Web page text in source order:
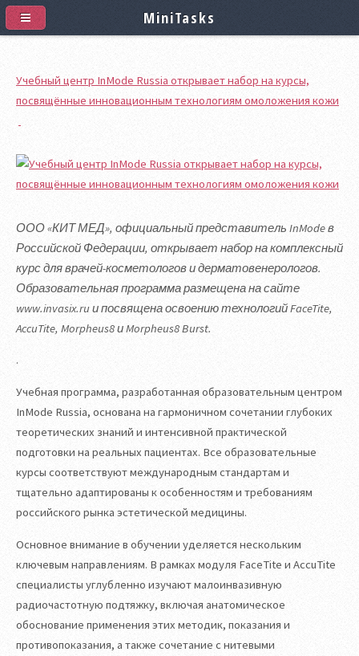
Учебный центр InMode Russia открывает набор на курсы,
посвящённые инновационным технологиям омоложения кожи
ООО «КИТ МЕД», официальный представитель InMode в
Российской Федерации, открывает набор на комплексный
курс для врачей-косметологов и дерматовенерологов.
Образовательная программа размещена на сайте
www.invasix.ru и посвящена освоению технологий FaceTite,
AccuTite, Morpheus8 и Morpheus8 Burst.
.
Учебная программа, разработанная образовательным центром
InMode Russia, основана на гармоничном сочетании глубоких
теоретических знаний и интенсивной практической
подготовки на реальных пациентах. Все образовательные
курсы соответствуют международным стандартам и
тщательно адаптированы к особенностям и требованиям
российского рынка эстетической медицины.
Основное внимание в обучении уделяется нескольким
ключевым направлениям. В рамках модуля FaceTite и AccuTite
специалисты углубленно изучают малоинвазивную
радиочастотную подтяжку, включая анатомическое
обоснование применения этих методик, показания и
противопоказания, а также сочетание с нитевыми
MiniTasks